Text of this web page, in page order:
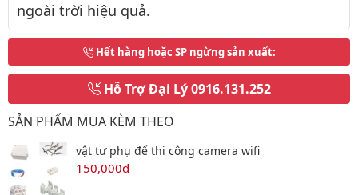
ngoài trời hiệu quả.
Hết hàng hoặc SP ngừng sản xuất:
Hỗ Trợ Đại Lý0916.131.252
SẢN PHẨM MUA KÈM THEO
vật tư phụ để thi công camera wifi
150,000đ